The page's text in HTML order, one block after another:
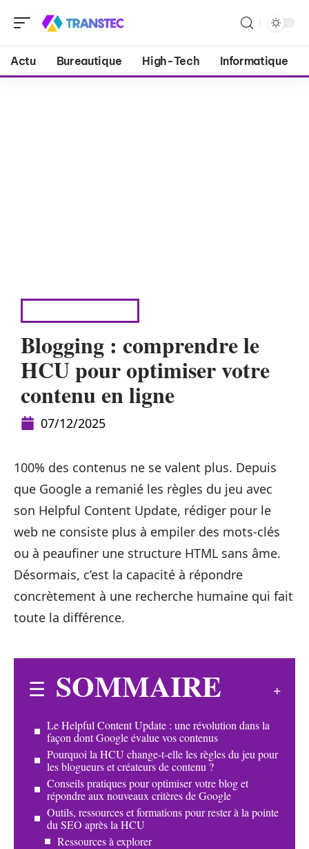
Actu Bureautique High-Tech Informatique
Blogging : comprendre le
HCU pour optimiser votre
contenu en ligne
07/12/2025
100% des contenus ne se valent plus. Depuis
que Google a remanié les règles du jeu avec
son Helpful Content Update, rédiger pour le
web ne consiste plus à empiler des mots-clés
ou à peaufiner une structure HTML sans âme.
Désormais, c’est la capacité à répondre
concrètement à une recherche humaine qui fait
toute la différence.
SOMMAIRE
Le Helpful Content Update : une révolution dans la
façon dont Google évalue vos contenus
Pourquoi la HCU change-t-elle les règles du jeu pour
les blogueurs et créateurs de contenu ?
Conseils pratiques pour optimiser votre blog et
répondre aux nouveaux critères de Google
Outils, ressources et formations pour rester à la pointe
du SEO après la HCU
Ressources à explorer